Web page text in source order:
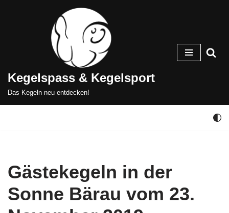
Kegelspass & Kegelsport
Das Kegeln neu entdecken!
Gästekegeln in der
Sonne Bärau vom 23.